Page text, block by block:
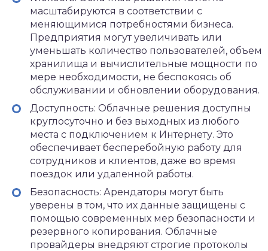
масштабируются в соответствии с
меняющимися потребностями бизнеса.
Предприятия могут увеличивать или
уменьшать количество пользователей, объем
хранилища и вычислительные мощности по
мере необходимости, не беспокоясь об
обслуживании и обновлении оборудования.
Доступность: Облачные решения доступны
круглосуточно и без выходных из любого
места с подключением к Интернету. Это
обеспечивает бесперебойную работу для
сотрудников и клиентов, даже во время
поездок или удаленной работы.
Безопасность: Арендаторы могут быть
уверены в том, что их данные защищены с
помощью современных мер безопасности и
резервного копирования. Облачные
провайдеры внедряют строгие протоколы